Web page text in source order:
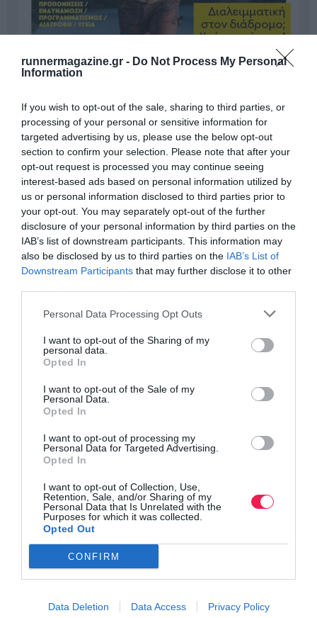
runnermagazine.gr - Do Not Process My Personal
Information
If you wish to opt-out of the sale, sharing to third parties, or
processing of your personal or sensitive information for
targeted advertising by us, please use the below opt-out
section to confirm your selection. Please note that after your
opt-out request is processed you may continue seeing
interest-based ads based on personal information utilized by
us or personal information disclosed to third parties prior to
your opt-out. You may separately opt-out of the further
disclosure of your personal information by third parties on the
IAB’s list of downstream participants. This information may
also be disclosed by us to third parties on the IAB’s List of
Downstream Participants that may further disclose it to other
Personal Data Processing Opt Outs
I want to opt-out of the Sharing of my
personal data.
Opted In
I want to opt-out of the Sale of my
Personal Data.
Opted In
I want to opt-out of processing my
Personal Data for Targeted Advertising.
Opted In
I want to opt-out of Collection, Use,
Retention, Sale, and/or Sharing of my
Personal Data that Is Unrelated with the
Purposes for which it was collected.
Opted Out
CONFIRM
Data Deletion Data Access Privacy Policy
Γίνε Συνδρομητής
Βρες το RUNNER!
Όλα τα Τεύχη